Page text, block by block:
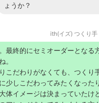
ょうか？
ith(イズ) つくり手
最終的にセミオーダーとなる
。
こだわりがなくても、つくり
少しこだわってみたくなった
体イメージは決まっていたけ